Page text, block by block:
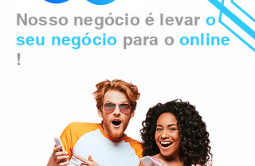
Nosso negócio é levar o
seu negócio para o online
!